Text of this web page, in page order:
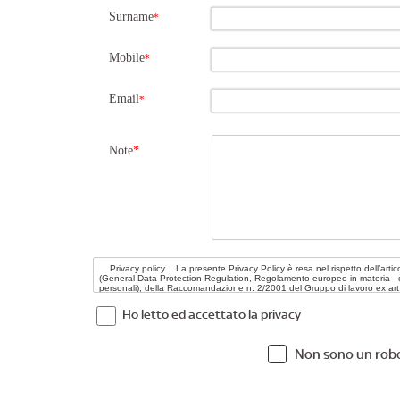
Surname*
Mobile*
Email*
Note*
Ho letto ed accettato la privacy
Non sono un